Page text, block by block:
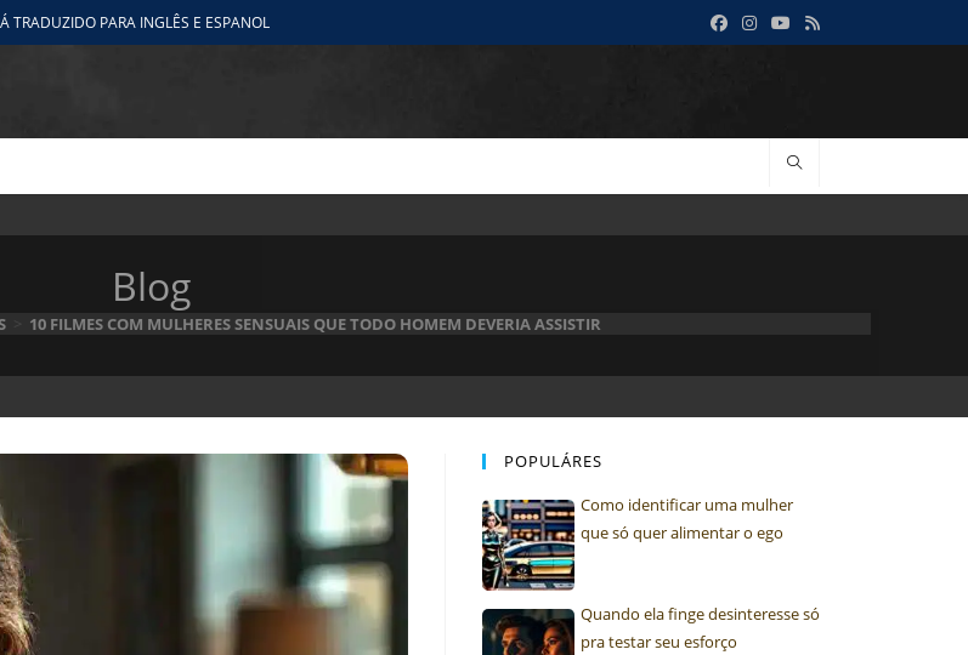
TRADUZIDO PARA INGLÊS E ESPANOL
Blog
10 FILMES COM MULHERES SENSUAIS QUE TODO HOMEM DEVERIA ASSISTIR
POPULÁRES
Como identificar uma mulher
que só quer alimentar o ego
Quando ela finge desinteresse só
pra testar seu esforço